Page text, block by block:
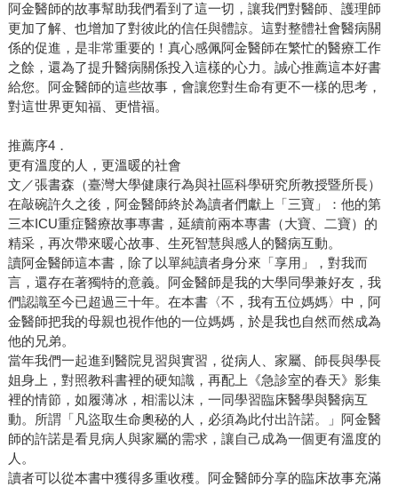
阿金醫師的故事幫助我們看到了這一切，讓我們對醫師、護理師
更加了解、也增加了對彼此的信任與體諒。這對整體社會醫病關
係的促進，是非常重要的！真心感佩阿金醫師在繁忙的醫療工作
之餘，還為了提升醫病關係投入這樣的心力。誠心推薦這本好書
給您。阿金醫師的這些故事，會讓您對生命有更不一樣的思考，
對這世界更知福、更惜福。
推薦序4．
更有溫度的人，更溫暖的社會
文／張書森（臺灣大學健康行為與社區科學研究所教授暨所長）
在敲碗許久之後，阿金醫師終於為讀者們獻上「三寶」：他的第
三本ICU重症醫療故事專書，延續前兩本專書（大寶、二寶）的
精采，再次帶來暖心故事、生死智慧與感人的醫病互動。
讀阿金醫師這本書，除了以單純讀者身分來「享用」，對我而
言，還存在著獨特的意義。阿金醫師是我的大學同學兼好友，我
們認識至今已超過三十年。在本書〈不，我有五位媽媽〉中，阿
金醫師把我的母親也視作他的一位媽媽，於是我也自然而然成為
他的兄弟。
當年我們一起進到醫院見習與實習，從病人、家屬、師長與學長
姐身上，對照教科書裡的硬知識，再配上《急診室的春天》影集
裡的情節，如履薄冰，相濡以沫，一同學習臨床醫學與醫病互
動。所謂「凡盜取生命奧秘的人，必須為此付出許諾。」阿金醫
師的許諾是看見病人與家屬的需求，讓自己成為一個更有溫度的
人。
讀者可以從本書中獲得多重收穫。阿金醫師分享的臨床故事充滿